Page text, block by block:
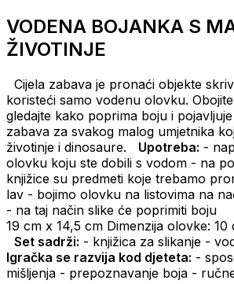
VODENA BOJANKA S
ŽIVOTINJE
Cijela zabava je pronaći objekte
koristeći samo vodenu olovku.
gledajte kako poprima boju i pojavljuje
zabava za svakog malog umjetnika
životinje i dinosaure.
Upotreba: -
olovku koju ste dobili s vodom - na
knjižice su predmeti koje trebamo
lav - bojimo olovku na listovima na
- na taj način slike će poprimiti boju
19 cm x 14,5 cm Dimenzija olovke: 10
Set sadrži: - knjižica za slikanje -
Igračka se razvija kod djeteta: -
mišljenja - prepoznavanje boja -